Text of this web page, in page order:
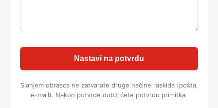
Nastavi na potvrdu
Slanjem obrasca ne zatvarate druge načine raskida (pošta,
e-mail). Nakon potvrde dobit ćete potvrdu primitka.